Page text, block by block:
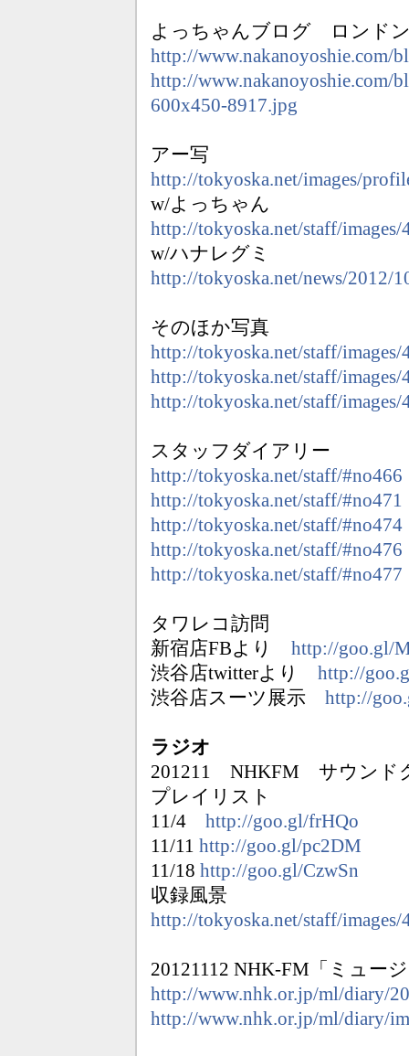
よっちゃんブログ ロンドン
http://www.nakanoyoshie.com/
http://www.nakanoyoshie.com/
600x450-8917.jpg
アー写
http://tokyoska.net/images/
w/よっちゃん
http://tokyoska.net/staff/images/
w/ハナレグミ
http://tokyoska.net/news/2012/
そのほか写真
http://tokyoska.net/staff/images/
http://tokyoska.net/staff/images/
http://tokyoska.net/staff/images/
スタッフダイアリー
http://tokyoska.net/staff/#no466
http://tokyoska.net/staff/#no471
http://tokyoska.net/staff/#no474
http://tokyoska.net/staff/#no476
http://tokyoska.net/staff/#no477
タワレコ訪問
新宿店FBより http://goo.gl/
渋谷店twitterより http://
渋谷店スーツ展示 http://
ラジオ
201211 NHKFM サウンド
プレイリスト
11/4 http://goo.gl/frHQo
11/11 http://goo.gl/pc2DM
11/18 http://goo.gl/CzwSn
収録風景
http://tokyoska.net/staff/images/
20121112 NHK-FM「ミュー
http://www.nhk.or.jp/ml/diary/
http://www.nhk.or.jp/ml/diary/